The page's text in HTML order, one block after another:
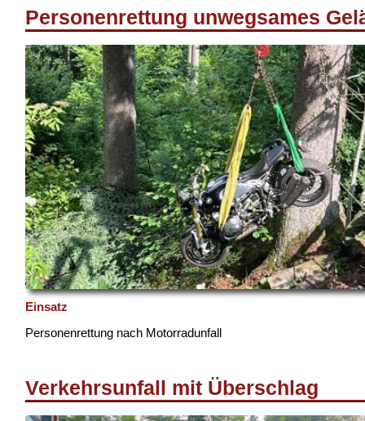
Personenrettung unwegsames
Einsatz
Personenrettung nach Motorradunfall
Verkehrsunfall mit Überschlag